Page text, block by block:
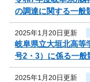
の調達に関する一般
2025年1月20日更新
岐阜県立大垣北高等
号2・3）に係る一般
2025年1月20日更新